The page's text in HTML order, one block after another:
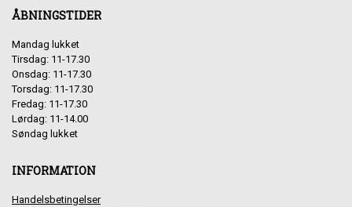
ÅBNINGSTIDER
Mandag lukket
Tirsdag: 11-17.30
Onsdag: 11-17.30
Torsdag: 11-17.30
Fredag: 11-17.30
Lørdag: 11-14.00
Søndag lukket
INFORMATION
Handelsbetingelser